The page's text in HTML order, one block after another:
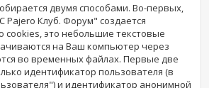
двумя способами. Во-первых,
Pajero Клуб. Форум" создается
cookies, это небольшие текстовые
на Ваш компьютер через
во временных файлах. Первые две
идентификатор пользователя (в
и идентификатор анонимной